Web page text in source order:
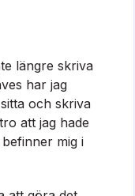
längre skriva
har jag
och skriva
att jag hade
mig i